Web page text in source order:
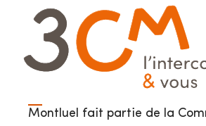
Montluel fait partie de la